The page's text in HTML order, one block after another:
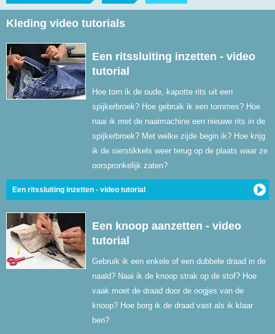
Kleding video tutorials
Een ritssluiting inzetten - video
tutorial
Hoe torn ik de oude, kapotte rits uit een
spijkerbroek? Hoe gebruik ik een tornmes? Hoe
naai ik met de naaimachine een nieuwe rits in de
spijkerbroek? Met welke zijde begin ik? Hoe krijg
ik de sierstikkels weer terug op de plaats waar ze
oorspronkelijk zaten?
Een ritssluiting inzetten - video tutorial
Een knoop aanzetten - video
tutorial
Gebruik ik een enkele of een dubbele draad in de
naald? Naai ik de knoop strak op de stof? Hoe
vaak moet de draad door de oogjes van de
knoop? Hoe borg ik de draad vast als ik klaar
ben?